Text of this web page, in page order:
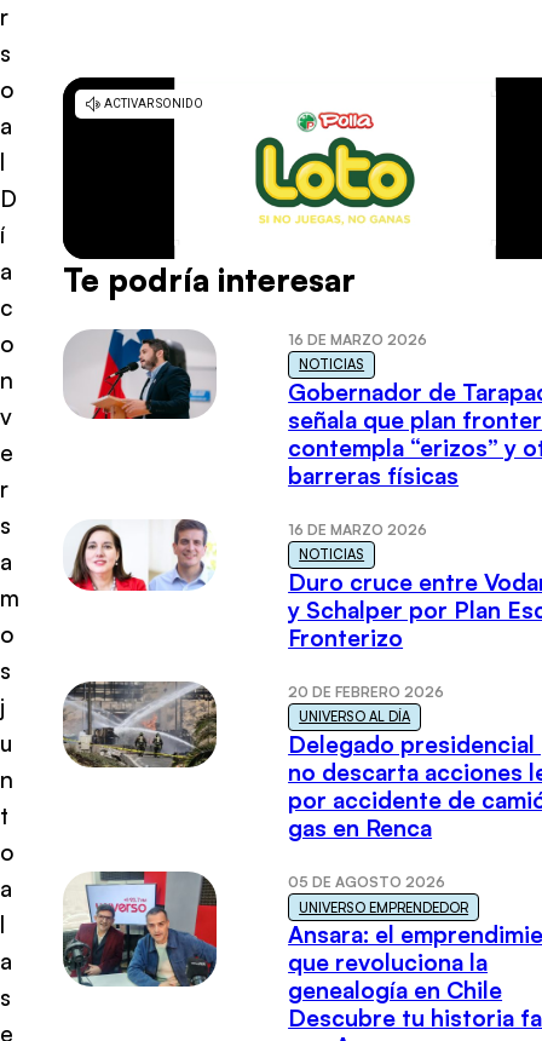
r
s
o
a
l
D
í
a
c
o
n
v
e
r
s
a
m
o
s
j
u
n
t
o
a
l
a
s
e
Te podría interesar
16 DE MARZO 2026
NOTICIAS
Gobernador de
señala que plan
contempla “erizos” y
barreras físicas
16 DE MARZO 2026
NOTICIAS
Duro cruce entre
y Schalper por Plan
Fronterizo
20 DE FEBRERO 2026
UNIVERSO AL DÍA
Delegado presidencial
no descarta acciones
por accidente de
gas en Renca
05 DE AGOSTO 2026
UNIVERSO EMPRENDEDOR
Ansara: el
que revoluciona la
genealogía en Chile
Descubre tu historia